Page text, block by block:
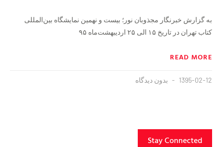
به گزارش خبرنگار مجذوبان نور؛ بیست و نهمین نمایشگاه بین‌المللی
کتاب تهران در تاریخ ۱۵ الی ۲۵ اردیبهشت‌ماه ۹۵
READ MORE
1395-02-12 بدون دیدگاه
Stay Connected